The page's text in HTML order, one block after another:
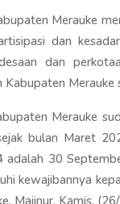
Merauke
dan
dan
Merauke
bulan Maret
30
kewajibannya
Majinur, Kamis,